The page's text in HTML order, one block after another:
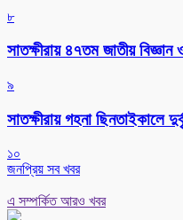
৮
সাতক্ষীরায় ৪৭তম জাতীয়
৯
সাতক্ষীরায় গহনা ছিনতাইকালে
১০
জনপ্রিয় সব খবর
এ সম্পর্কিত আরও খবর